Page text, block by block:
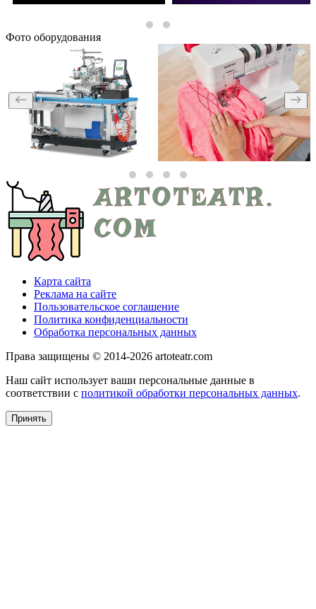
Фото оборудования
Карта сайта
Реклама на сайте
Пользовательское соглашение
Политика конфиденциальности
Обработка персональных данных
Права защищены © 2014-2026 artoteatr.com
Наш сайт использует ваши персональные данные в
соответствии с политикой обработки персональных данных.
Принять